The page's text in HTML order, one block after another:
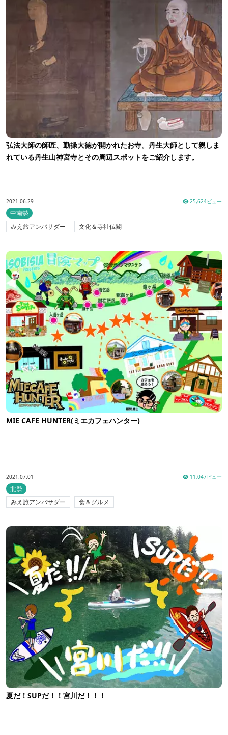
弘法大師の師匠、勤操大徳が開かれたお寺。丹生大師として親しま
れている丹生山神宮寺とその周辺スポットをご紹介します。
2021.06.29 25,624ビュー
中南勢
みえ旅アンバサダー
文化＆寺社仏閣
MIE CAFE HUNTER(ミエカフェハンター)
2021.07.01 11,047ビュー
北勢
みえ旅アンバサダー
食＆グルメ
夏だ！SUPだ！！宮川だ！！！